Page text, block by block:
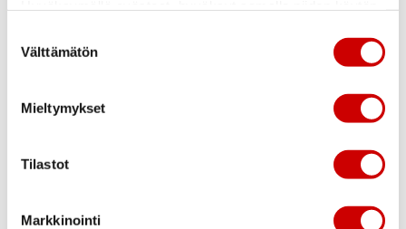
valinta
Välttämätön
Mieltymykset
Tilastot
Markkinointi